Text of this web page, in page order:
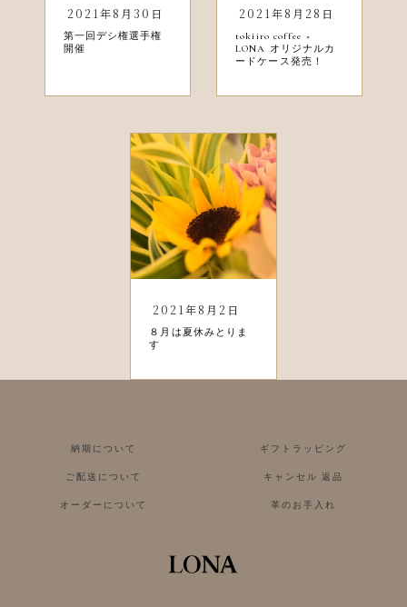
2021年8月30日
第一回デシ権選手権
開催
2021年8月28日
tokiiro coffee ×
LONA オリジナルカ
ードケース発売！
2021年8月2日
８月は夏休みとりま
す
納期について ギフトラッピング
ご配送について キャンセル 返品
オーダーについて 革のお手入れ